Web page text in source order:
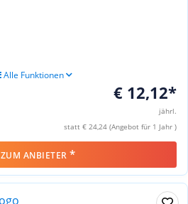
Alle Funktionen
€ 12,12*
jährl.
statt € 24,24 (Angebot für 1 Jahr )
ZUM ANBIETER *